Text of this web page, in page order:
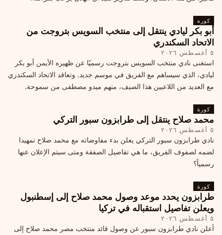
كورة
أبو بكر ليادي ينتقل إلى منتخب السويس بتروجت من
الاتحاد السكندري
٥ أغسطس ٢٠٢٦
استغنى نادي منتخب السويس بتروجت رسميًا عن ظهيره الأيمن أبو بكر
ليادي، الذي سيساهم مع الفريق في موسم جديد. وتعاقد الاتحاد السكندري
مع العديد من اللاعبين هذا الصيف، منهم ميدو مصطفى من سموحة.
كورة
محمد صلاح ينتقل إلى طرابزون سبور التركي
٥ أغسطس ٢٠٢٦
نادي طرابزون سبور التركي يعلن بدء مفاوضاته مع محمد صلاح تمهيدا
لضمه لصفوف الفريق، ما هي تفاصيل الصفقة ومتى سيتم الإعلان عنها
رسمياً؟
كورة
طرابزون يحدد موعد وصول محمد صلاح إلى إسطنبول
ويعلن تفاصيل استقباله في تركيا
٥ أغسطس ٢٠٢٦
أعلن نادي طرابزون سبور عن وصول قائد منتخب مصر محمد صلاح إلى